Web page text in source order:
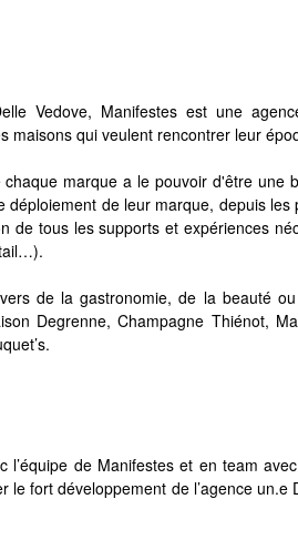
Vedove, Manifestes est une
maisons qui veulent rencontrer leur
marque a le pouvoir d'être une
déploiement de leur marque, depuis
de tous les supports et expériences
de la gastronomie, de la beauté
Degrenne, Champagne Thiénot,
l’équipe de Manifestes et en team
le fort développement de l’agence